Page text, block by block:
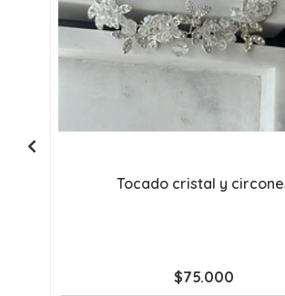
Tocado cristal y
$75.000